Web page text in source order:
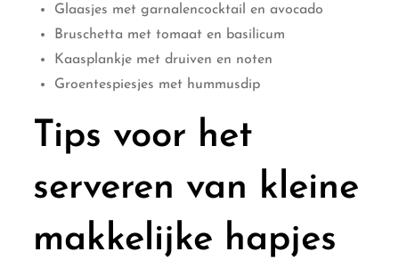
Glaasjes met garnalencocktail en avocado
Bruschetta met tomaat en basilicum
Kaasplankje met druiven en noten
Groentespiesjes met hummusdip
Tips voor het
serveren van kleine
makkelijke hapjes